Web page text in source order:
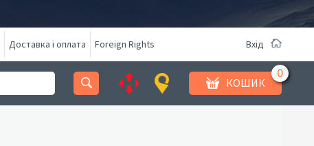
Доставка і оплата Foreign Rights Вхід
КОШИК